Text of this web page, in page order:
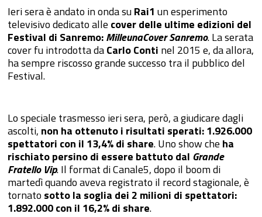
Ieri sera è andato in onda suRai1 un esperimento
televisivo dedicato alle cover delle ultime edizioni del
Festival di Sanremo:MilleunaCover Sanremo. La serata
cover fu introdotta daCarlo Conti nel 2015 e, da allora,
ha sempre riscosso grande successo tra il pubblico del
Festival.
Lo speciale trasmesso ieri sera, però, a giudicare dagli
ascolti, non ha ottenuto i risultati sperati: 1.926.000
spettatori con il 13,4% di share. Uno show che ha
rischiato persino di essere battuto dal Grande
Fratello Vip. Il format di Canale5, dopo il boom di
martedì quando aveva registrato il record stagionale, è
tornato sotto la soglia dei 2 milioni di spettatori:
1.892.000 con il 16,2% di share.